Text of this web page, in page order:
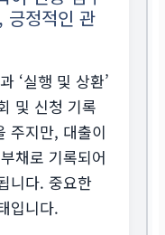
긍정적인 관
‘실행 및 상환’
및 신청 기록
주지만, 대출이
채로 기록되어
니다. 중요한
입니다.